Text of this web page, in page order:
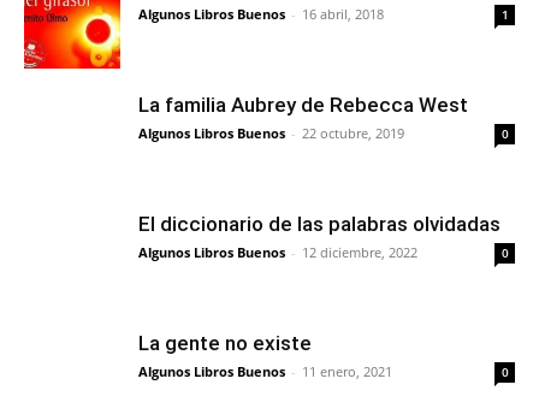
Algunos Libros Buenos - 16 abril, 2018 1
La familia Aubrey de Rebecca West
Algunos Libros Buenos - 22 octubre, 2019 0
El diccionario de las palabras olvidadas
Algunos Libros Buenos - 12 diciembre, 2022 0
La gente no existe
Algunos Libros Buenos - 11 enero, 2021 0